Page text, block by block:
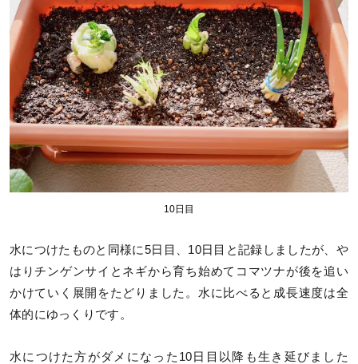
10日目
水につけたものと同様に5日目、10日目と記録しましたが、や
はりチンゲンサイとネギから育ち始めてコマツナが後を追い
かけていく展開をたどりました。水に比べると成長速度は全
体的にゆっくりです。
水につけた方がダメになった10日目以降も生き延びました